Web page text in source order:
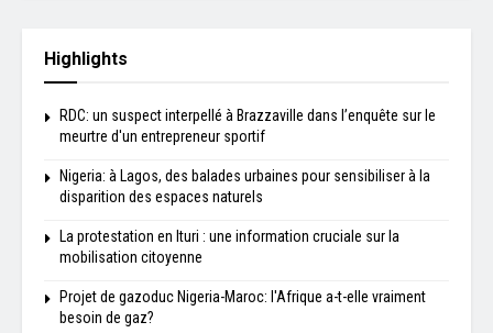
Highlights
RDC: un suspect interpellé à Brazzaville dans l’enquête sur le
meurtre d'un entrepreneur sportif
Nigeria: à Lagos, des balades urbaines pour sensibiliser à la
disparition des espaces naturels
La protestation en Ituri : une information cruciale sur la
mobilisation citoyenne
Projet de gazoduc Nigeria-Maroc: l'Afrique a-t-elle vraiment
besoin de gaz?